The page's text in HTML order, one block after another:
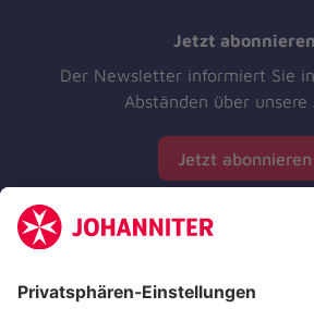
Jetzt abonnieren
Der Newsletter informiert Sie
Abständen über unsere
Jetzt abonnieren
Unsere Standorte